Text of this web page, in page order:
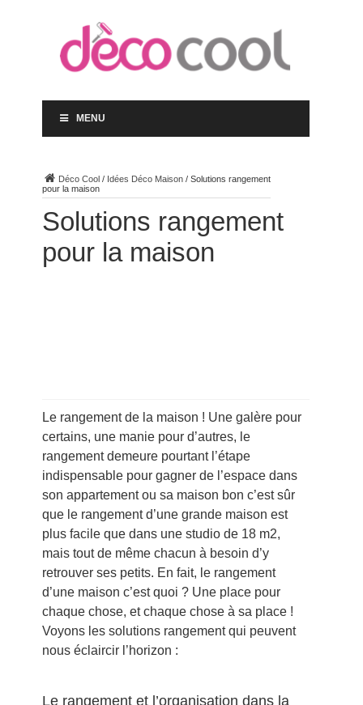
MENU
Déco Cool/ Idées Déco Maison/ Solutions rangement
pour la maison
Solutions rangement
pour la maison
Le rangement de la maison ! Une galère pour
certains, une manie pour d’autres, le
rangement demeure pourtant l’étape
indispensable pour gagner de l’espace dans
son appartement ou sa maison bon c’est sûr
que le rangement d’une grande maison est
plus facile que dans une studio de 18 m2,
mais tout de même chacun à besoin d’y
retrouver ses petits. En fait, le rangement
d’une maison c’est quoi ? Une place pour
chaque chose, et chaque chose à sa place !
Voyons les solutions rangement qui peuvent
nous éclaircir l’horizon :
Le rangement et l’organisation dans la